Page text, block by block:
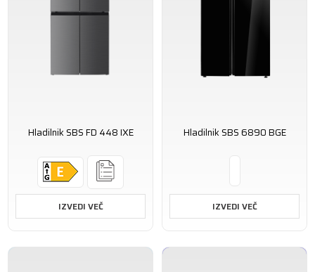
Hladilnik SBS FD 448 IXE
IZVEDI VEČ
Hladilnik SBS 6890 BGE
IZVEDI VEČ